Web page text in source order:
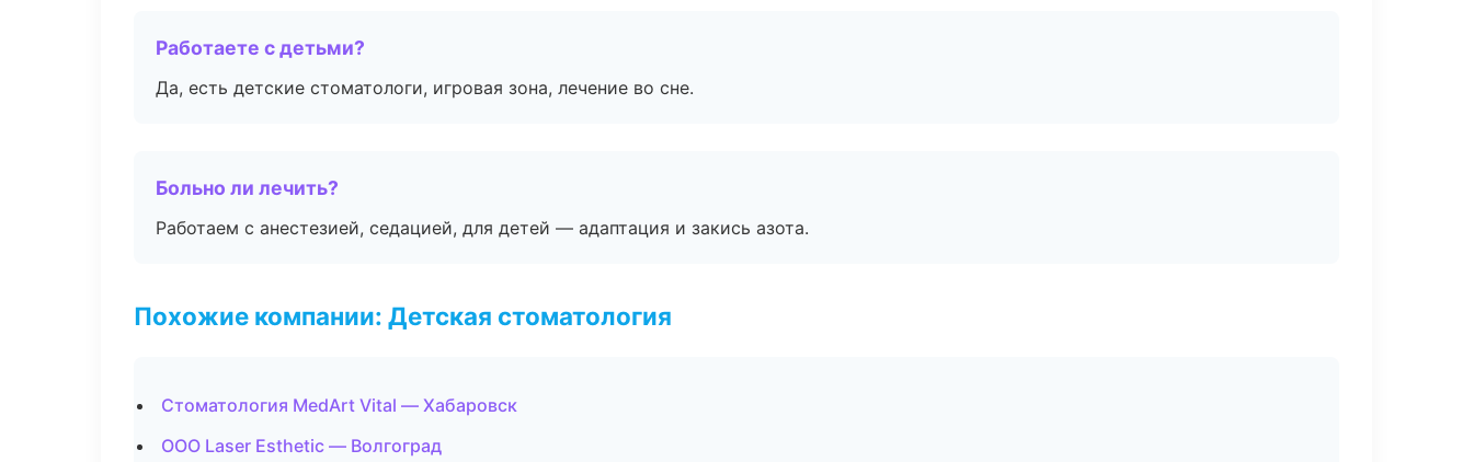
Работаете с детьми?
Да, есть детские стоматологи, игровая зона, лечение во сне.
Больно ли лечить?
Работаем с анестезией, седацией, для детей — адаптация и закись азота.
Похожие компании: Детская стоматология
Стоматология MedArt Vital — Хабаровск
ООО Laser Esthetic — Волгоград